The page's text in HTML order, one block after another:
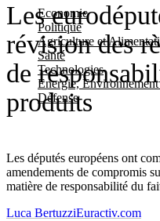
Economie
Politique
Agriculture et
Santé
Technologies
Energie,
Défense
Les
révision des
de
produits
Les députés européens ont
amendements de compromis
matière de responsabilité du
Luca BertuzziEuractiv.com